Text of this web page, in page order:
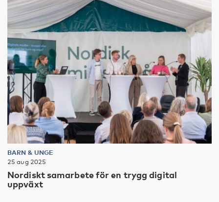
BARN & UNGE
25 aug 2025
Nordiskt samarbete för en trygg digital
uppväxt